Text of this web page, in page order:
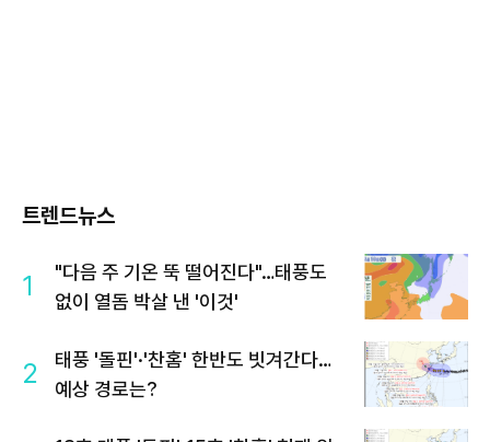
트렌드뉴스
1
"다음 주 기온 뚝 떨어진다"…태풍도
없이 열돔 박살 낸 '이것'
2
태풍 '돌핀'·'찬홈' 한반도 빗겨간다…
예상 경로는?